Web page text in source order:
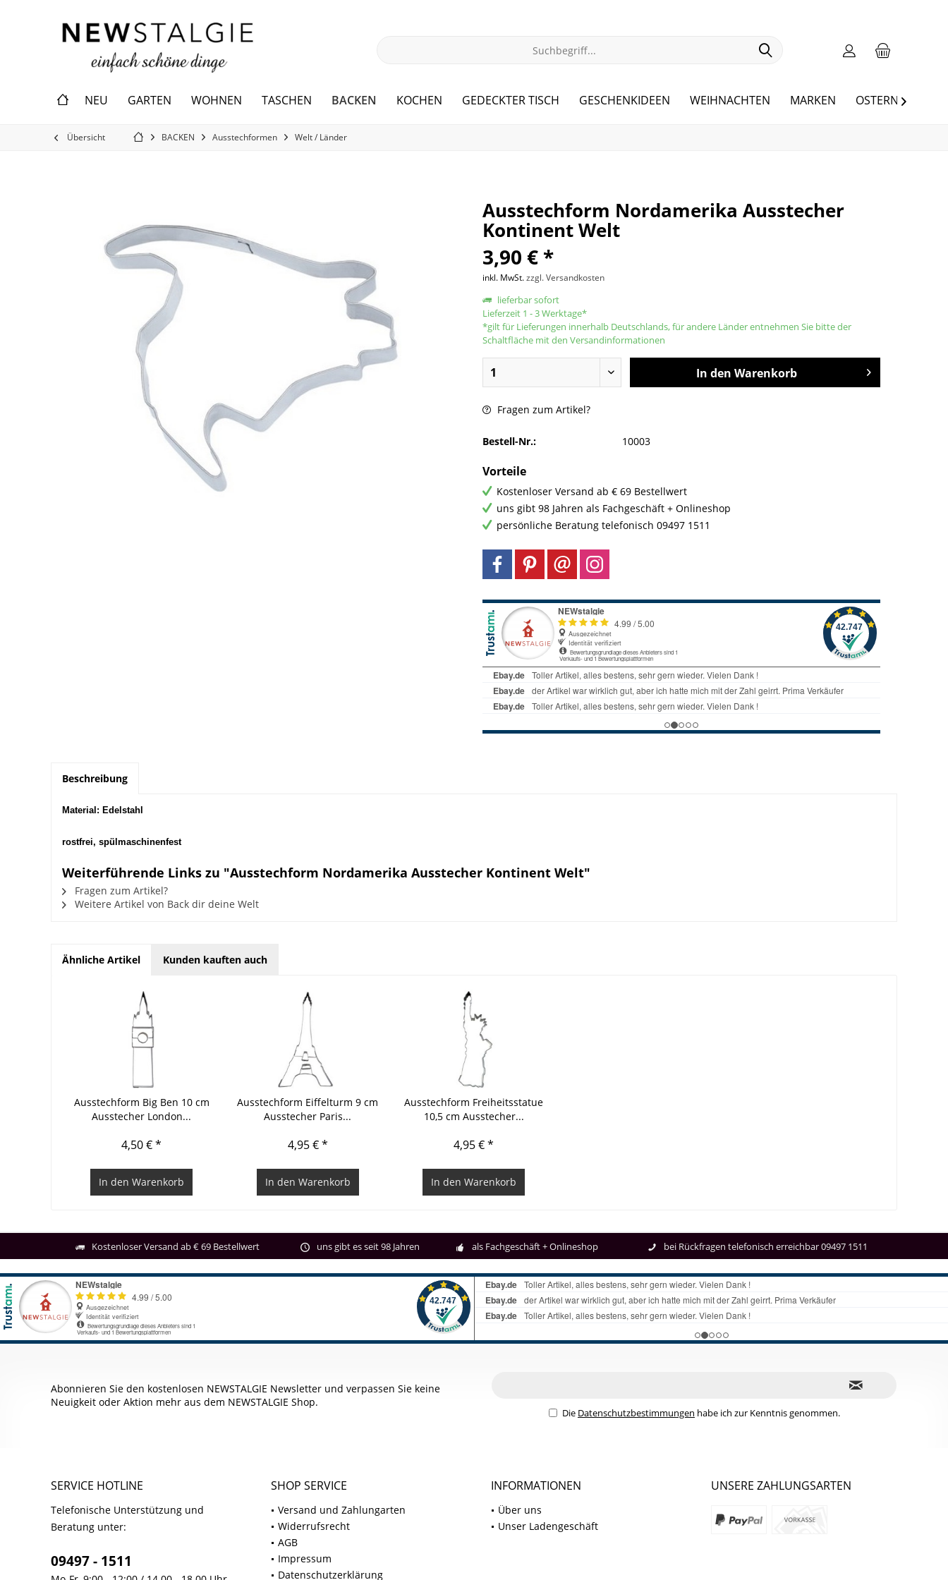
NEU GARTEN WOHNEN TASCHEN BACKEN KOCHEN GEDECKTER TISCH GESCHENKIDEEN WEIHNACHTEN MARKEN OSTERN 
Übersicht BACKEN Ausstechformen Welt / Länder
Ausstechform Nordamerika Ausstecher
Kontinent Welt
3,90 € *
inkl. MwSt.zzgl. Versandkosten
lieferbar sofort
Lieferzeit 1 - 3 Werktage*
*gilt für Lieferungen innerhalb Deutschlands, für andere Länder entnehmen Sie bitte der
Schaltfläche mit den Versandinformationen
In den Warenkorb
Fragen zum Artikel?
Bestell-Nr.: 10003
Vorteile
Kostenloser Versand ab € 69 Bestellwert
uns gibt 98 Jahren als Fachgeschäft + Onlineshop
persönliche Beratung telefonisch 09497 1511
Beschreibung
Material: Edelstahl
rostfrei, spülmaschinenfest
Weiterführende Links zu "Ausstechform Nordamerika Ausstecher Kontinent Welt"
Fragen zum Artikel?
Weitere Artikel von Back dir deine Welt
Ähnliche Artikel Kunden kauften auch
Ausstechform Big Ben 10 cm
Ausstecher London...
4,50 € *
In den Warenkorb
Ausstechform Eiffelturm 9 cm
Ausstecher Paris...
4,95 € *
In den Warenkorb
Ausstechform Freiheitsstatue
10,5 cm Ausstecher...
4,95 € *
In den Warenkorb
Kostenloser Versand ab € 69 Bestellwert uns gibt es seit 98 Jahren als Fachgeschäft + Onlineshop bei Rückfragen telefonisch erreichbar 09497 1511
Abonnieren Sie den kostenlosen NEWSTALGIE Newsletter und verpassen Sie keine
Neuigkeit oder Aktion mehr aus dem NEWSTALGIE Shop.
Die Datenschutzbestimmungen habe ich zur Kenntnis genommen.
SERVICE HOTLINE
Telefonische Unterstützung und
Beratung unter:
09497 - 1511
SHOP SERVICE
Versand und Zahlungarten
Widerrufsrecht
AGB
Impressum
Datenschutzerklärung
INFORMATIONEN
Über uns
Unser Ladengeschäft
UNSERE ZAHLUNGSARTEN